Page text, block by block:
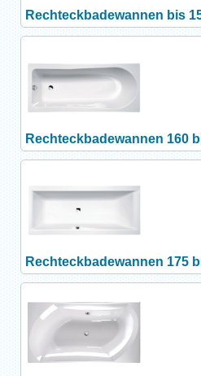
Rechteckbadewannen bis
Rechteckbadewannen 160
Rechteckbadewannen 175